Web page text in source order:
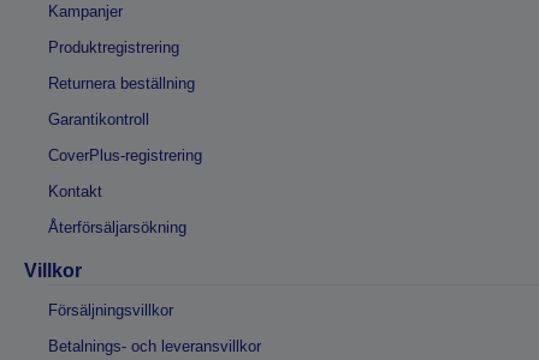
Kampanjer
Produktregistrering
Returnera beställning
Garantikontroll
CoverPlus-registrering
Kontakt
Återförsäljarsökning
Villkor
Försäljningsvillkor
Betalnings- och leveransvillkor